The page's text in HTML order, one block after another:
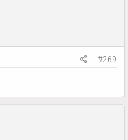
#269